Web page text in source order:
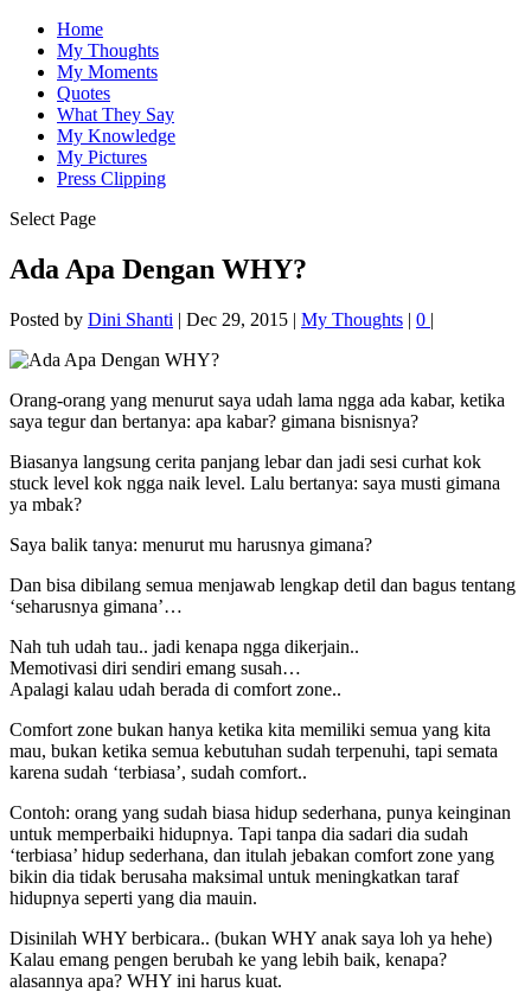
Home
My Thoughts
My Moments
Quotes
What They Say
My Knowledge
My Pictures
Press Clipping
Select Page
Ada Apa Dengan WHY?
Posted by Dini Shanti | Dec 29, 2015 | My Thoughts | 0 |
Orang-orang yang menurut saya udah lama ngga ada kabar, ketika
saya tegur dan bertanya: apa kabar? gimana bisnisnya?
Biasanya langsung cerita panjang lebar dan jadi sesi curhat kok
stuck level kok ngga naik level. Lalu bertanya: saya musti gimana
ya mbak?
Saya balik tanya: menurut mu harusnya gimana?
Dan bisa dibilang semua menjawab lengkap detil dan bagus tentang
‘seharusnya gimana’…
Nah tuh udah tau.. jadi kenapa ngga dikerjain..
Memotivasi diri sendiri emang susah…
Apalagi kalau udah berada di comfort zone..
Comfort zone bukan hanya ketika kita memiliki semua yang kita
mau, bukan ketika semua kebutuhan sudah terpenuhi, tapi semata
karena sudah ‘terbiasa’, sudah comfort..
Contoh: orang yang sudah biasa hidup sederhana, punya keinginan
untuk memperbaiki hidupnya. Tapi tanpa dia sadari dia sudah
‘terbiasa’ hidup sederhana, dan itulah jebakan comfort zone yang
bikin dia tidak berusaha maksimal untuk meningkatkan taraf
hidupnya seperti yang dia mauin.
Disinilah WHY berbicara.. (bukan WHY anak saya loh ya hehe)
Kalau emang pengen berubah ke yang lebih baik, kenapa?
alasannya apa? WHY ini harus kuat.